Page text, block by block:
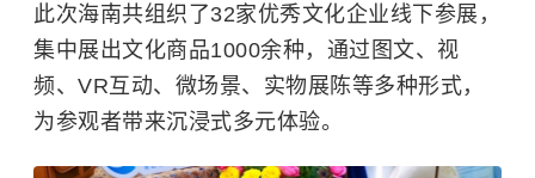
此次海南共组织了32家优秀文化企业线下参展，
集中展出文化商品1000余种，通过图文、视
频、VR互动、微场景、实物展陈等多种形式，
为参观者带来沉浸式多元体验。